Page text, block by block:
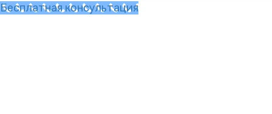
Бесплатная консультация